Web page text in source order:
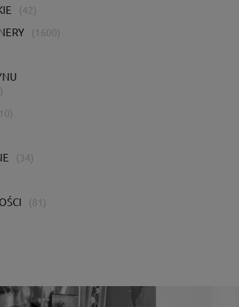
(42)
(1600)
(34)
(81)